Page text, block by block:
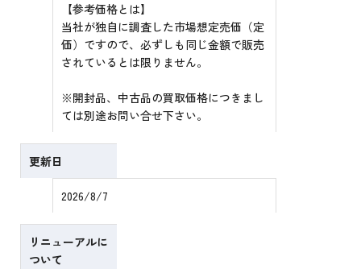
【参考価格とは】
当社が独自に調査した市場想定売価（定
価）ですので、必ずしも同じ金額で販売
されているとは限りません。
※開封品、中古品の買取価格につきまし
ては別途お問い合せ下さい。
更新日
2026/8/7
リニューアルに
ついて